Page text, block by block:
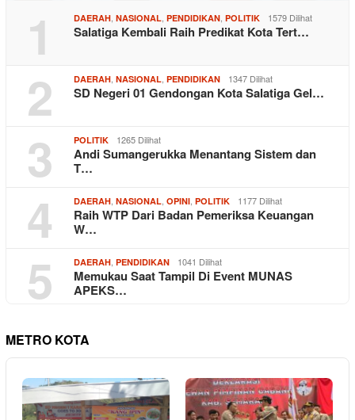
1 DAERAH, NASIONAL, PENDIDIKAN, POLITIK 1579 Dilihat
Salatiga Kembali Raih Predikat Kota Tert…
2 DAERAH, NASIONAL, PENDIDIKAN 1347 Dilihat
SD Negeri 01 Gendongan Kota Salatiga Gel…
3 POLITIK 1265 Dilihat
Andi Sumangerukka Menantang Sistem dan
T…
4 DAERAH, NASIONAL, OPINI, POLITIK 1177 Dilihat
Raih WTP Dari Badan Pemeriksa Keuangan
W…
5 DAERAH, PENDIDIKAN 1041 Dilihat
Memukau Saat Tampil Di Event MUNAS
APEKS…
METRO KOTA